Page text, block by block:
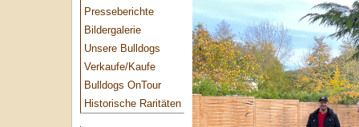
Presseberichte
Bildergalerie
Unsere Bulldogs
Verkaufe/Kaufe
Bulldogs OnTour
Historische Raritäten